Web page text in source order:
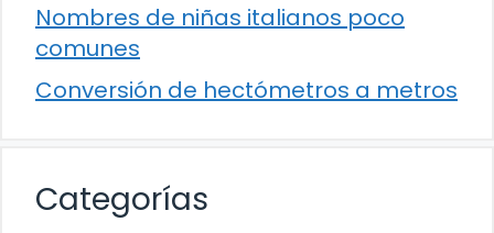
Nombres de niñas italianos poco
comunes
Conversión de hectómetros a metros
Categorías